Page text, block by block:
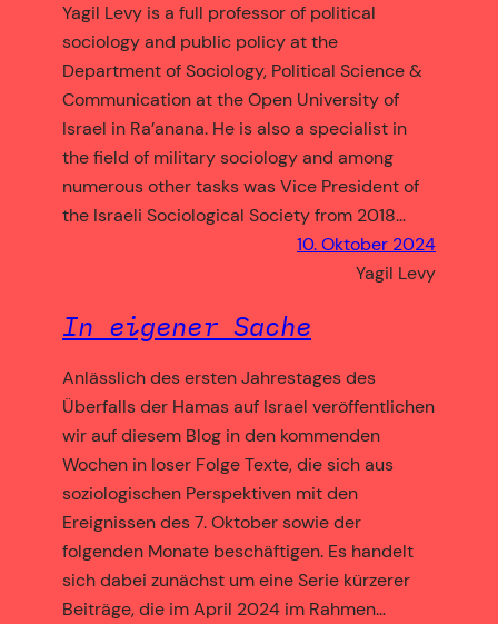
Yagil Levy is a full professor of political
sociology and public policy at the
Department of Sociology, Political Science &
Communication at the Open University of
Israel in Ra’anana. He is also a specialist in
the field of military sociology and among
numerous other tasks was Vice President of
the Israeli Sociological Society from 2018…
10. Oktober 2024
Yagil Levy
In eigener Sache
Anlässlich des ersten Jahrestages des
Überfalls der Hamas auf Israel veröffentlichen
wir auf diesem Blog in den kommenden
Wochen in loser Folge Texte, die sich aus
soziologischen Perspektiven mit den
Ereignissen des 7. Oktober sowie der
folgenden Monate beschäftigen. Es handelt
sich dabei zunächst um eine Serie kürzerer
Beiträge, die im April 2024 im Rahmen…